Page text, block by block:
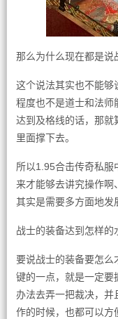
那么为什么现在都是说
这个说法其实也不能够
程度也不是道士和法师
达到及格线的话，那就
里面撑下去。
所以1.95合击传奇私服
来才能够去讲究操作啊
其实是需要多方面地发
战士的装备达到怎样的
要说战士的装备要怎么
键的一点，就是一定要
办法去弄一把裁决，并
作的时候，也都可以方